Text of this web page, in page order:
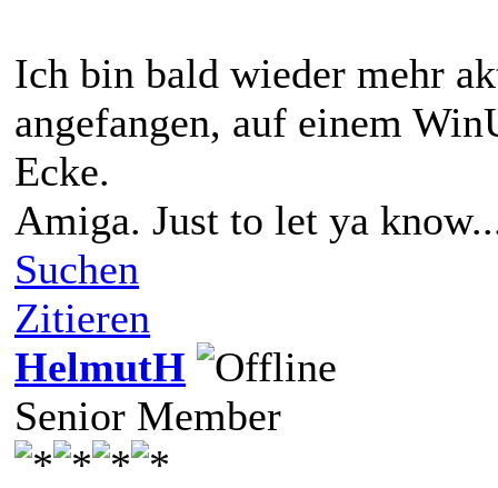
Ich bin bald wieder mehr
angefangen, auf einem
Ecke.
Amiga. Just to let ya
Suchen
Zitieren
HelmutH
Senior Member